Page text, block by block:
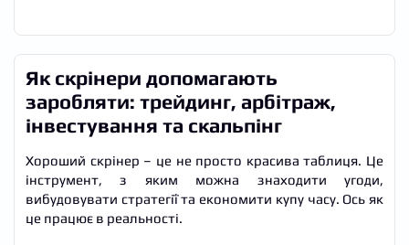
Як скрінери допомагають
заробляти: трейдинг, арбітраж,
інвестування та скальпінг
Хороший скрінер – це не просто красива таблиця. Це
інструмент, з яким можна знаходити угоди,
вибудовувати стратегії та економити купу часу. Ось як
це працює в реальності.